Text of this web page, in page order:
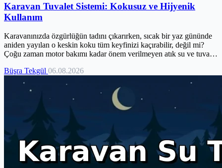
Karavan Tuvalet Sistemi: Kokusuz ve Hijyenik
Kullanım
Karavanınızda özgürlüğün tadını çıkarırken, sıcak bir yaz gününde
aniden yayılan o keskin koku tüm keyfinizi kaçırabilir, değil mi?
Çoğu zaman motor bakımı kadar önem verilmeyen atık su ve tuvalet
etkileyen kritik bir detaydır. Yanlış yönetim, sadece kötü kokulara
değil, bakteri ve tıkanıklıklara da yol açabilir. Endişelenmeyin, bu
rehber tam da bu sorunları kökten çözmek için hazırlandı. Kokusuz,
hijyenik ve çevreye duyarlı bir karavan deneyimi için ihtiyacınız
olan tüm bilgileri burada bulacaksınız.
Büşra Tekgül 06.08.2026